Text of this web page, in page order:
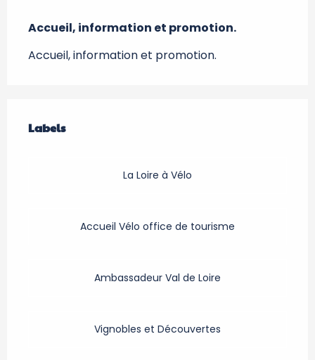
Accueil, information et promotion.
Accueil, information et promotion.
Labels
Labels
La Loire à Vélo
Accueil Vélo office de tourisme
Ambassadeur Val de Loire
Vignobles et Découvertes